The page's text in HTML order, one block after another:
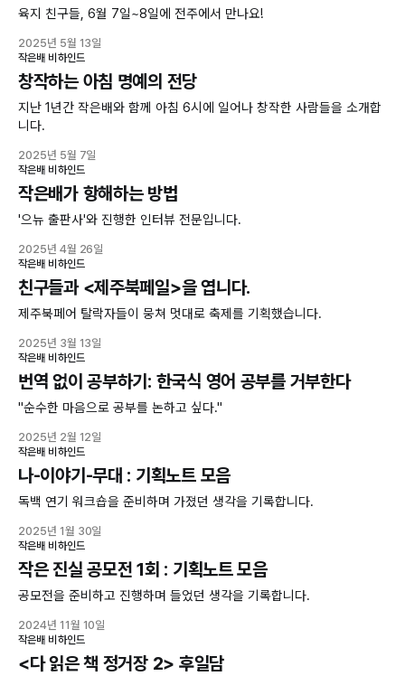
육지 친구들, 6월 7일~8일에 전주에서 만나요!
2025년 5월 13일
작은배 비하인드
창작하는 아침 명예의 전당
지난 1년간 작은배와 함께 아침 6시에 일어나 창작한 사람들을 소개합
니다.
2025년 5월 7일
작은배 비하인드
작은배가 항해하는 방법
'으뉴 출판사'와 진행한 인터뷰 전문입니다.
2025년 4월 26일
작은배 비하인드
친구들과 <제주북페일>을 엽니다.
제주북페어 탈락자들이 뭉쳐 멋대로 축제를 기획했습니다.
2025년 3월 13일
작은배 비하인드
번역 없이 공부하기: 한국식 영어 공부를 거부한다
"순수한 마음으로 공부를 논하고 싶다."
2025년 2월 12일
작은배 비하인드
나-이야기-무대 : 기획노트 모음
독백 연기 워크숍을 준비하며 가졌던 생각을 기록합니다.
2025년 1월 30일
작은배 비하인드
작은 진실 공모전 1회 : 기획노트 모음
공모전을 준비하고 진행하며 들었던 생각을 기록합니다.
2024년 11월 10일
작은배 비하인드
<다 읽은 책 정거장 2> 후일담